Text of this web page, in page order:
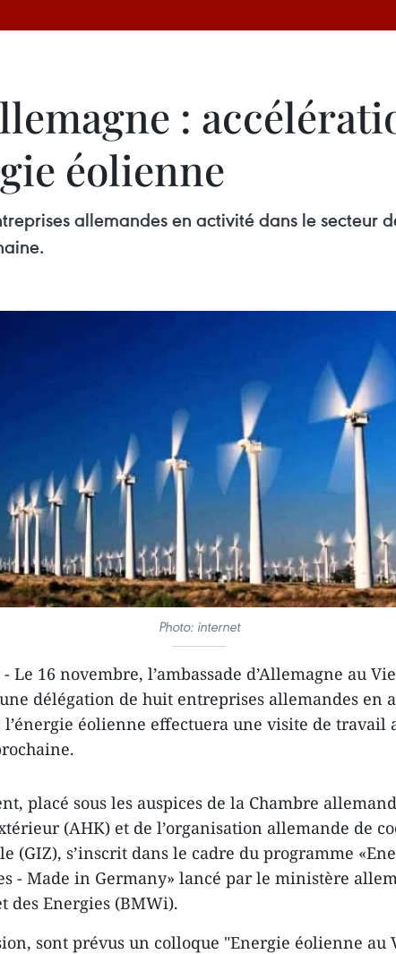
:
éolienne
allemandes en activité dans le secteur
Photo: internet
Le 16 novembre, l’ambassade d’Allemagne au
délégation de ​huit entreprises allemandes en
l’énergie éolienne effectuera une visite de travail
placé sous les auspices de la Chambre
(AHK) et de l’organisation allemande de
(GIZ), s’inscrit dans le cadre du programme
- Made in Germany» lancé par le ministère
des Energies (BMWi).
sont prévus un colloque "Energie éolienne au